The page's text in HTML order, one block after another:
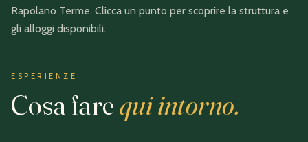
Rapolano Terme. Clicca un punto per scoprire la struttura e
gli alloggi disponibili.
30KM
150KM
ESPERIENZE
Cosa farequi intorno.